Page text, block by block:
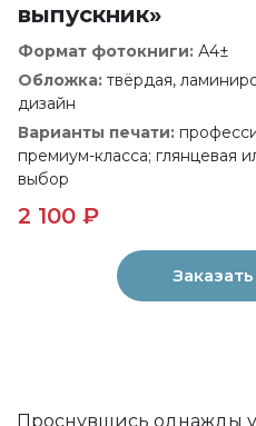
выпускник»
Формат фотокниги: А4±
Обложка: твёрдая,
дизайн
Варианты печати:
премиум-класса; глянцевая
выбор
2 100 ₽
Проснувшись однажды